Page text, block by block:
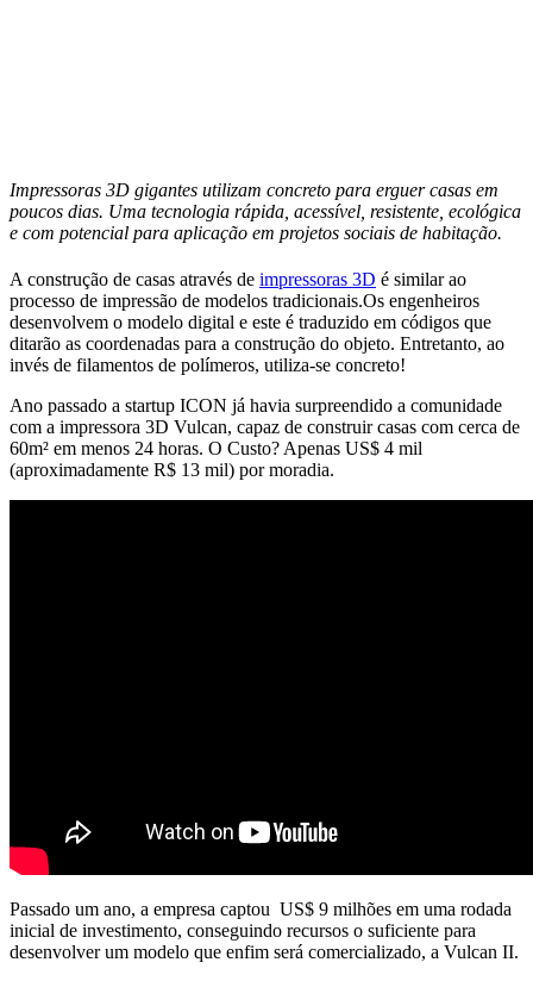
Impressoras 3D gigantes utilizam concreto para erguer casas em
poucos dias. Uma tecnologia rápida, acessível, resistente, ecológica
e com potencial para aplicação em projetos sociais de habitação.
A construção de casas através de impressoras 3D é similar ao
processo de impressão de modelos tradicionais.Os engenheiros
desenvolvem o modelo digital e este é traduzido em códigos que
ditarão as coordenadas para a construção do objeto. Entretanto, ao
invés de filamentos de polímeros, utiliza-se concreto!
Ano passado a startup ICON já havia surpreendido a comunidade
com a impressora 3D Vulcan, capaz de construir casas com cerca de
60m² em menos 24 horas. O Custo? Apenas US$ 4 mil
(aproximadamente R$ 13 mil) por moradia.
Passado um ano, a empresa captou US$ 9 milhões em uma rodada
inicial de investimento, conseguindo recursos o suficiente para
desenvolver um modelo que enfim será comercializado, a Vulcan II.